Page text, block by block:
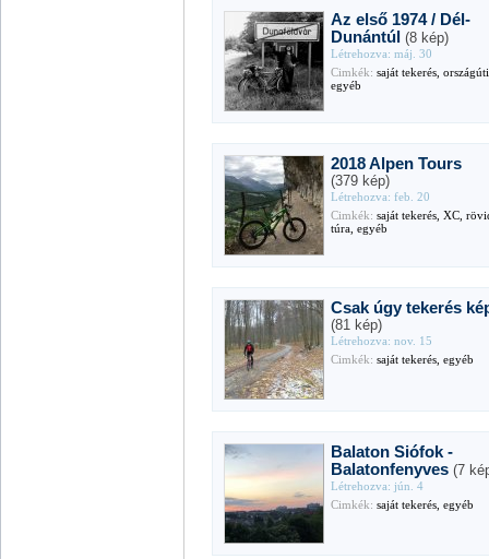
Az első 1974 / Dél-
Dunántúl (8 kép)
Létrehozva: máj. 30
Cimkék: saját tekerés,
egyéb
2018 Alpen Tours
(379 kép)
Létrehozva: feb. 20
Cimkék: saját tekerés, XC,
túra, egyéb
Csak úgy tekerés
(81 kép)
Létrehozva: nov. 15
Cimkék: saját tekerés, egyéb
Balaton Siófok -
Balatonfenyves (7
Létrehozva: jún. 4
Cimkék: saját tekerés, egyéb